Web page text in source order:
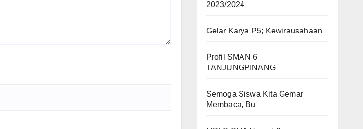
2023/2024
Gelar Karya P5; Kewirausahaan
Profil SMAN 6
TANJUNGPINANG
Semoga Siswa Kita Gemar
Membaca, Bu